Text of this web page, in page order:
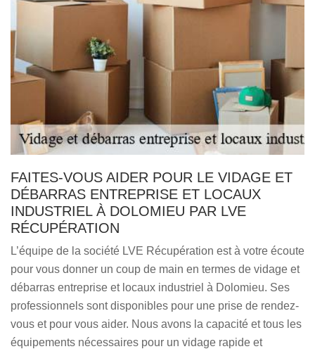
FAITES-VOUS AIDER POUR LE VIDAGE ET
DÉBARRAS ENTREPRISE ET LOCAUX
INDUSTRIEL À DOLOMIEU PAR LVE
RÉCUPÉRATION
L’équipe de la société LVE Récupération est à votre écoute
pour vous donner un coup de main en termes de vidage et
débarras entreprise et locaux industriel à Dolomieu. Ses
professionnels sont disponibles pour une prise de rendez-
vous et pour vous aider. Nous avons la capacité et tous les
équipements nécessaires pour un vidage rapide et